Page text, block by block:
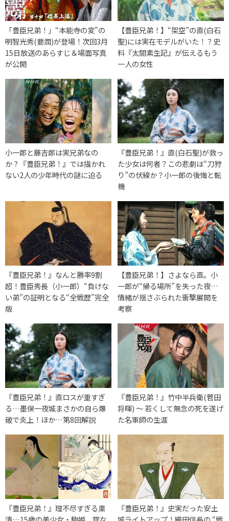
「豊臣兄弟！」“本能寺の変”の
明智光秀(要潤)が登場！次回3月
15日放送のあらすじ＆場面写真
が公開
【豊臣兄弟！】“架空”の直(白石
聖)には実在モデルがいた！？史
料『太閤素生記』が伝えるもう
一人の女性
小一郎と藤吉郎は実兄弟なの
か？『豊臣兄弟！』では描かれ
ない2人の少年時代の謎に迫る
『豊臣兄弟！』直(白石聖)が救っ
た少女は何者？この悲劇は“刀狩
り”の伏線か？小一郎の後悔と転
機
『豊臣兄弟！』なんと勝率9割
超！豊臣秀長（小一郎）“負けな
い弟”の証明となる“全戦歴”完全
版
【豊臣兄弟！】さよなら直。小
一郎が“帰る場所”を失った夜…
情緒が揺さぶられた衝撃展開を
考察
『豊臣兄弟！』直ロスが重すぎ
る…墨俣一夜城まさかの自ら爆
破で炎上！ほか…第8回解説
『豊臣兄弟！』竹中半兵衛(菅田
将暉) 〜 若くして無念の死を遂げ
た名軍師の生涯
『豊臣兄弟！』理不尽すぎる粛
『豊臣兄弟！』史実だった安土